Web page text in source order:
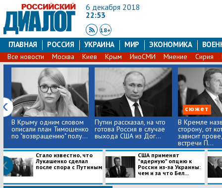
6 декабря 2018
22:53
18+
ГЛАВНАЯ РОССИЯ УКРАИНА МИР ЭКОНОМИКА
Все новости Москва Киев Крым ИноСМИ Мнение Сирия
В Крыму одним словом
описали план Тимошенко
по "возвращению" полу...
​Путин рассказал, на что
готова Россия в случае
выхода США из Дог...
сюжет
В Кремле
сторону, от
зависит
встречи П...
Стало известно, что
Лукашенко сделал
после спора с Путиным
​США применят
"ядерную" опцию к
России из-за Украины:
чем и за что Бел...